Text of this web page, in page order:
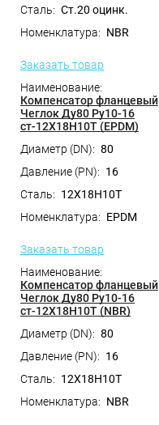
Ст.20 оцинк.
NBR
Заказать товар
Компенсатор фланцевый
Чеглок Ду80 Ру10-16
ст-12Х18Н10Т (EPDM)
80
16
12Х18Н10Т
EPDM
Заказать товар
Компенсатор фланцевый
Чеглок Ду80 Ру10-16
ст-12Х18Н10Т (NBR)
80
16
12Х18Н10Т
NBR